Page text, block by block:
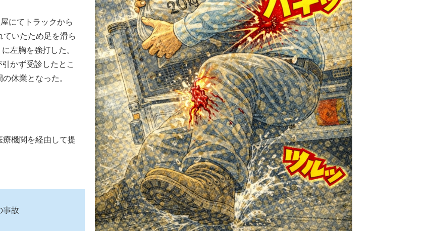
にてトラックから
いたため足を滑ら
左胸を強打した。
かず受診したとこ
休業となった。
機関を経由して提
事故